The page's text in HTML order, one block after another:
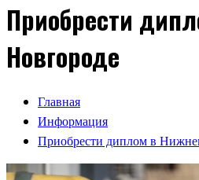
Приобрести
Новгороде
Главная
Информация
Приобрести диплом в